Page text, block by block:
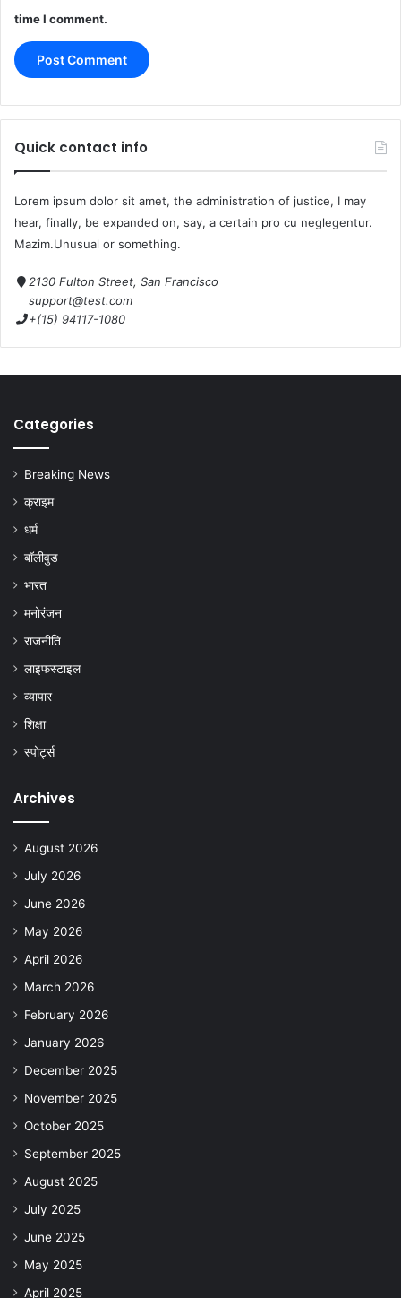
time I comment.
Quick contact info
Lorem ipsum dolor sit amet, the administration of justice, I may
hear, finally, be expanded on, say, a certain pro cu neglegentur.
Mazim.Unusual or something.
2130 Fulton Street, San Francisco
support@test.com
+(15) 94117-1080
Categories
Breaking News
क्राइम
धर्म
बॉलीवुड
भारत
मनोरंजन
राजनीति
लाइफस्टाइल
व्यापार
शिक्षा
स्पोर्ट्स
Archives
August 2026
July 2026
June 2026
May 2026
April 2026
March 2026
February 2026
January 2026
December 2025
November 2025
October 2025
September 2025
August 2025
July 2025
June 2025
May 2025
April 2025